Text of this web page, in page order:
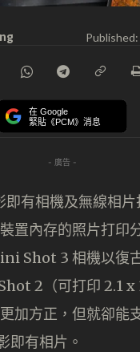
Published:
在 Google
緊貼《PCM》消息
- 廣告 -
有相機及無線相片
置內存的照片打印
Shot 3 相機以復
2（可打印 2.1 x
加方正，但就卻能
即有相片。